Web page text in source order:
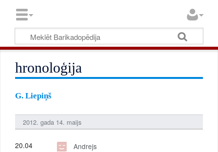
hronoloģija
G. Liepiņš
2012. gada 14. maijs
Andrejs
20.04